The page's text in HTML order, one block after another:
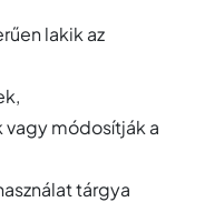
lakik az
módosítják a
tárgya